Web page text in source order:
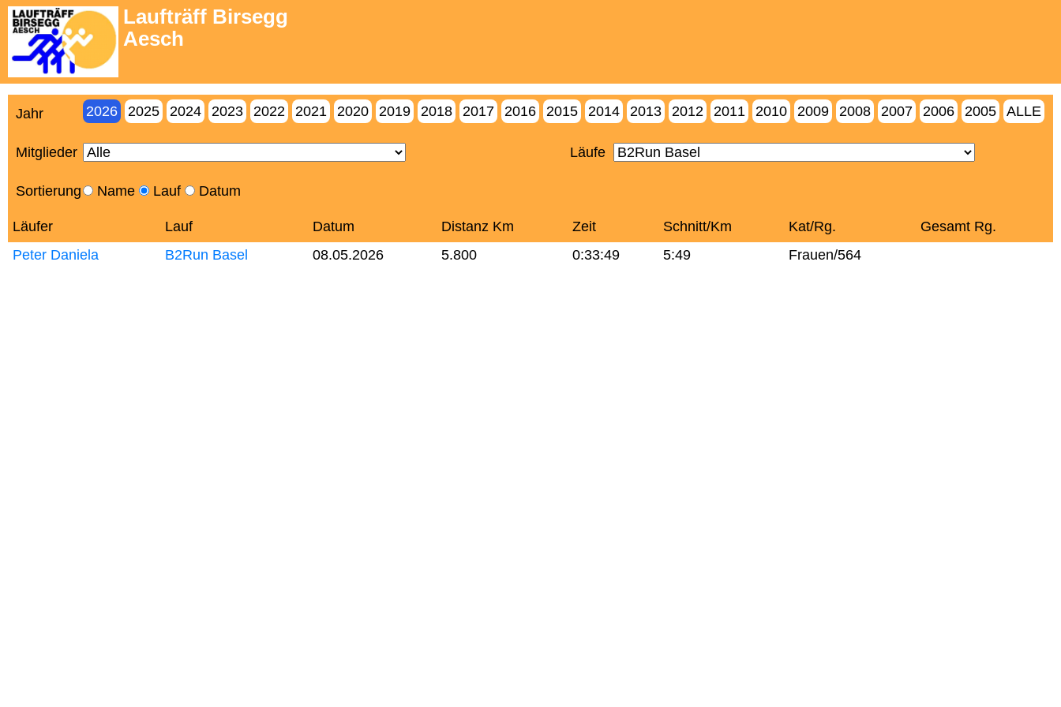
Laufträff Birsegg
Aesch
Jahr 2026 2025 2024 2023 2022 2021 2020 2019 2018 2017 2016 2015 2014 2013 2012 2011 2010 2009 2008 2007 2006 2005 ALLE
Mitglieder Läufe
Sortierung Name Lauf Datum
Läufer Lauf Datum Distanz Km Zeit Schnitt/Km Kat/Rg.
Gesamt Rg.
Peter Daniela
B2Run Basel 08.05.2026 5.800 0:33:49 5:49 Frauen/564